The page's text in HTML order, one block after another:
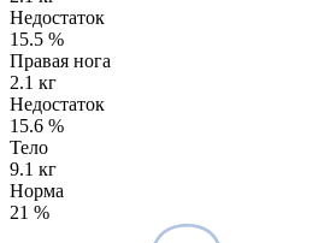
Недостаток
15.5 %
Правая нога
2.1 кг
Недостаток
15.6 %
Тело
9.1 кг
Норма
21 %